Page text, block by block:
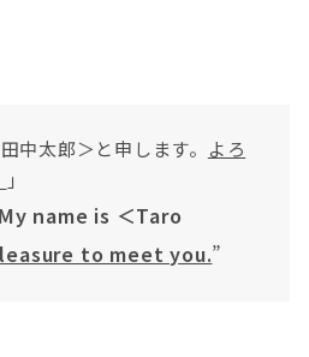
中太郎＞と申します。 よろ
」
name is ＜Taro
to meet you.”